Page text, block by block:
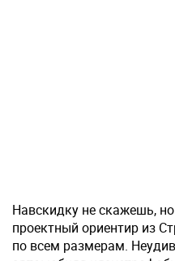
Навскидку не скажешь,
проектный ориентир из
по всем размерам.